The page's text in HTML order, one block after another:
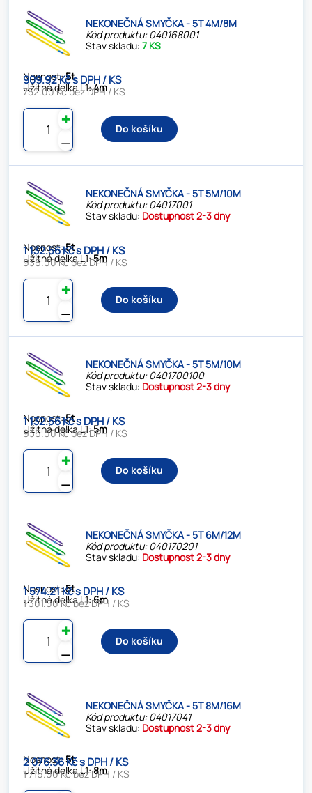
NEKONEČNÁ SMYČKA - 5T 4M/8M
Kód produktu: 040168001
Stav skladu:7 KS
Nosnost:5t
Užitná délka L1:4m
909.92 Kč s DPH / KS
752.00 Kč bez DPH / KS
⚊
✚
Do košíku
NEKONEČNÁ SMYČKA - 5T 5M/10M
Kód produktu: 04017001
Stav skladu: Dostupnost 2-3 dny
Nosnost:5t
Užitná délka L1:5m
1 132.56 Kč s DPH / KS
936.00 Kč bez DPH / KS
⚊
✚
Do košíku
NEKONEČNÁ SMYČKA - 5T 5M/10M
Kód produktu: 0401700100
Stav skladu: Dostupnost 2-3 dny
Nosnost:5t
Užitná délka L1:5m
1 132.56 Kč s DPH / KS
936.00 Kč bez DPH / KS
⚊
✚
Do košíku
NEKONEČNÁ SMYČKA - 5T 6M/12M
Kód produktu: 040170201
Stav skladu: Dostupnost 2-3 dny
Nosnost:5t
Užitná délka L1:6m
1 574.21 Kč s DPH / KS
1 301.00 Kč bez DPH / KS
⚊
✚
Do košíku
NEKONEČNÁ SMYČKA - 5T 8M/16M
Kód produktu: 04017041
Stav skladu: Dostupnost 2-3 dny
Nosnost:5t
Užitná délka L1:8m
2 076.36 Kč s DPH / KS
1 716.00 Kč bez DPH / KS